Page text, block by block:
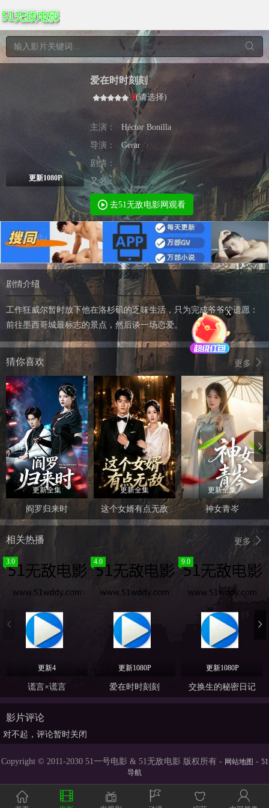
更新1080P
爱在时时刻刻
0(请选择)
主演：
Héctor Bonilla
导演：
Gerar
剧情：
又名：
去51无敌电影网观看
剧情介绍
工作狂威尔暂时放下他在洛杉矶的乏味生活，只为完成爷爷的遗愿：
前往墨西哥城最标志的景点，然后谈一场恋爱。
更多
猜你喜欢
更新全集
阎罗归来时
更新全集
这个女婿有点无敌
更新全集
神女青岑
更多
相关热播
3.0
更新4
谎言×谎言
4.0
更新1080P
爱在时时刻刻
9.0
更新1080P
交换生的秘密日记
影片评论
对不起，评论暂时关闭
Copyright © 2011-2030 51一号电影 & 51无敌电影 版权所有 - 网站地图 - 51
导航
X